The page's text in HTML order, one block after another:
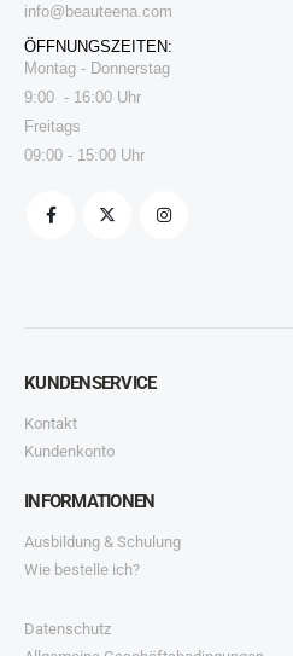
info@beauteena.com
ÖFFNUNGSZEITEN:
Montag - Donnerstag
9:00 - 16:00 Uhr
Freitags
09:00 - 15:00 Uhr
KUNDENSERVICE
Kontakt
Kundenkonto
INFORMATIONEN
Ausbildung & Schulung
Wie bestelle ich?
Datenschutz